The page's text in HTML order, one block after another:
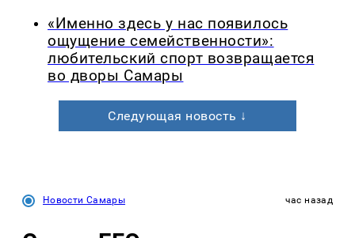
«Именно здесь у нас появилось
ощущение семейственности»:
любительский спорт возвращается
во дворы Самары
Следующая новость ↓
Новости Самары час назад